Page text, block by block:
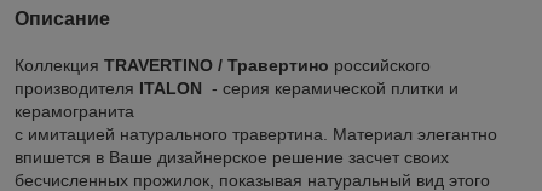
Описание
Коллекция TRAVERTINO / Травертино российского
производителя ITALON - серия керамической плитки и
керамогранита
с имитацией натурального травертина. Материал элегантно
впишется в Ваше дизайнерское решение засчет своих
бесчисленных прожилок, показывая натуральный вид этого